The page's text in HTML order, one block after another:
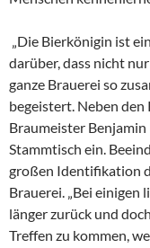
„Die Bierkönigin ist
darüber, dass nicht
ganze Brauerei so
begeistert. Neben den
Braumeister
Stammtisch ein.
großen Identifikation
Brauerei. „Bei einigen
länger zurück und
Treffen zu kommen,